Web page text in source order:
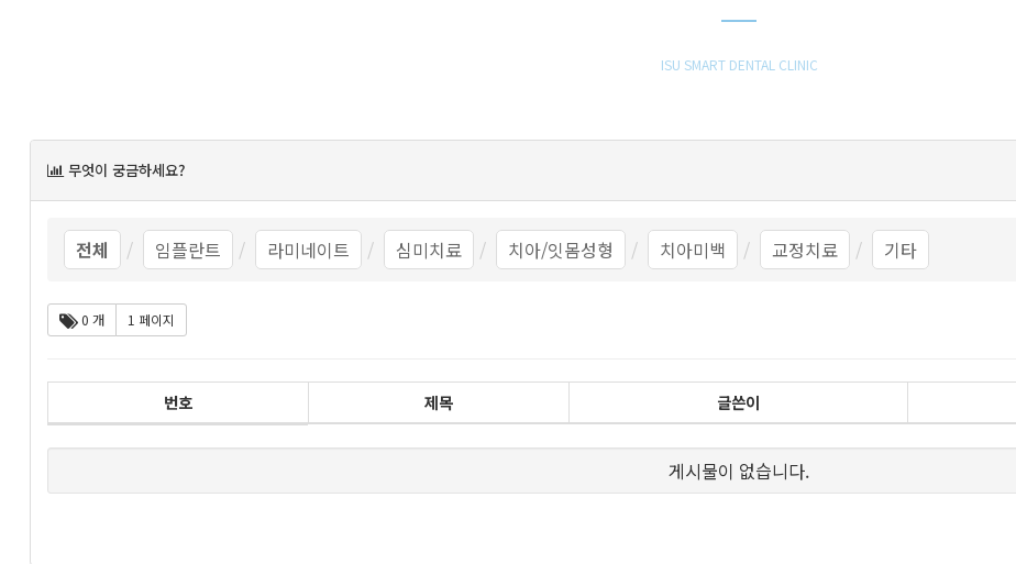
ISU SMART DENTAL CLINIC
무엇이 궁금하세요?
전체 임플란트 라미네이트 심미치료 치아/잇몸성형 치아미백 교정치료 기타
0 개 1 페이지
번호 제목 글쓴이
게시물이 없습니다.